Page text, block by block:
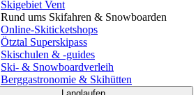
Skigebiet Vent
Rund ums Skifahren & Snowboarden
Online-Skiticketshops
Ötztal Superskipass
Skischulen & -guides
Ski- & Snowboardverleih
Berggastronomie & Skihütten